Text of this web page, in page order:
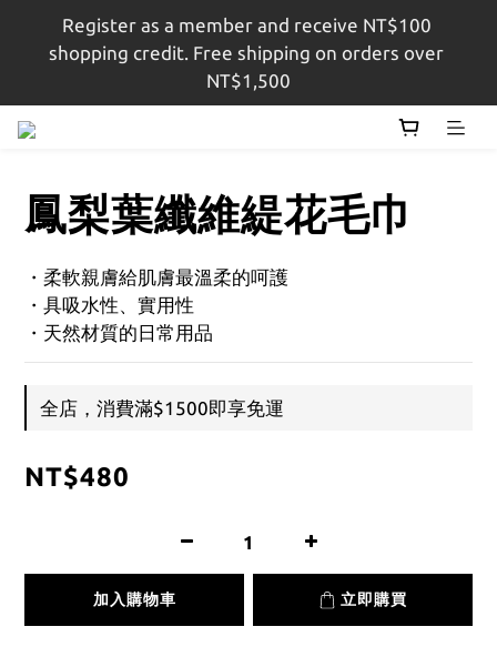
註冊會員即贈$100購物金，結帳金額滿$1,500即享免
運
Register as a member and receive NT$100
shopping credit. Free shipping on orders over
NT$1,500
註冊會員即贈$100購物金，結帳金額滿$1,500即享免
鳳梨葉纖維緹花毛巾
・柔軟親膚給肌膚最溫柔的呵護
・具吸水性、實用性
・天然材質的日常用品
全店，消費滿$1500即享免運
NT$480
加入購物車 立即購買